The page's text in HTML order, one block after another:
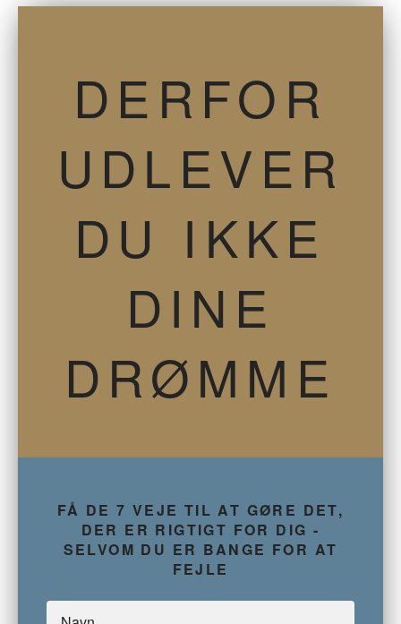
DERFOR
UDLEVER
DU IKKE
DINE
DRØMME
FÅ DE 7 VEJE TIL AT GØRE DET,
DER ER RIGTIGT FOR DIG -
SELVOM DU ER BANGE FOR AT
FEJLE